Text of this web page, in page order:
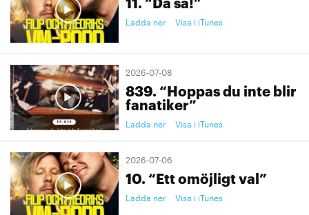
Ladda ner Visa i iTunes
2026-07-08
839. “Hoppas du inte blir
fanatiker”
Ladda ner Visa i iTunes
2026-07-06
10. “Ett omöjligt val”
Ladda ner Visa i iTunes